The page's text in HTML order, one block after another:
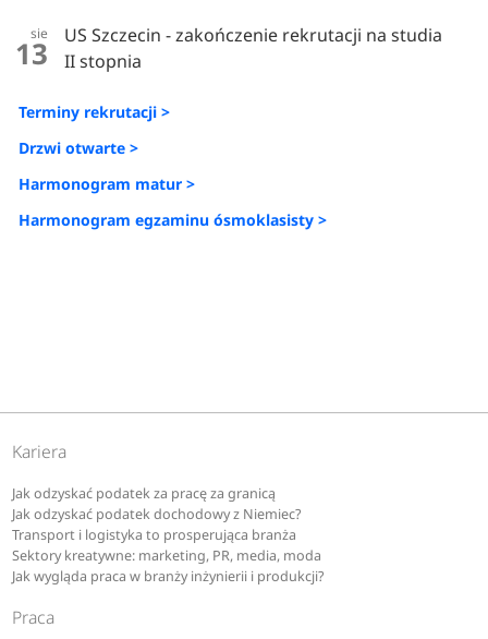
sie
13
US Szczecin - zakończenie rekrutacji na studia
II stopnia
Terminy rekrutacji >
Drzwi otwarte >
Harmonogram matur >
Harmonogram egzaminu ósmoklasisty >
Kariera
Jak odzyskać podatek za pracę za granicą
Jak odzyskać podatek dochodowy z Niemiec?
Transport i logistyka to prosperująca branża
Sektory kreatywne: marketing, PR, media, moda
Jak wygląda praca w branży inżynierii i produkcji?
Praca